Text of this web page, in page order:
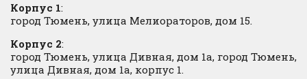
Корпус 1:
город Тюмень, улица Мелиораторов, дом 15.
Корпус 2:
город Тюмень, улица Дивная, дом 1а, город Тюмень,
улица Дивная, дом 1а, корпус 1.